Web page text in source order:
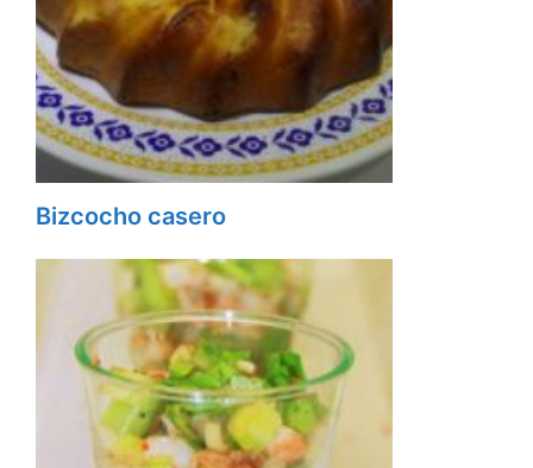
Bizcocho casero